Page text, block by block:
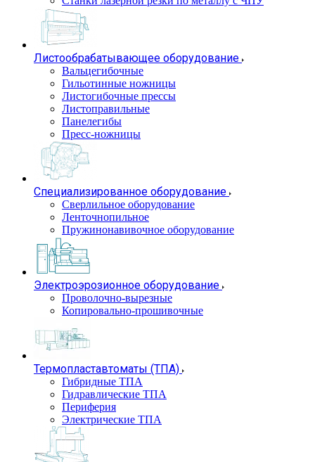
Листообрабатывающее оборудование
Вальцегибочные
Гильотинные ножницы
Листогибочные прессы
Листоправильные
Панелегибы
Пресс-ножницы
Специализированное оборудование
Сверлильное оборудование
Ленточнопильное
Пружинонавивочное оборудование
Электроэрозионное оборудование
Проволочно-вырезные
Копировально-прошивочные
Термопластавтоматы (ТПА)
Гибридные ТПА
Гидравлические ТПА
Периферия
Электрические ТПА